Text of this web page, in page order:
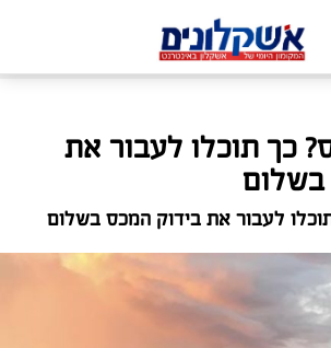
כך תוכלו לעבור את
בשלום
לעבור את בידוק המכס בשלום